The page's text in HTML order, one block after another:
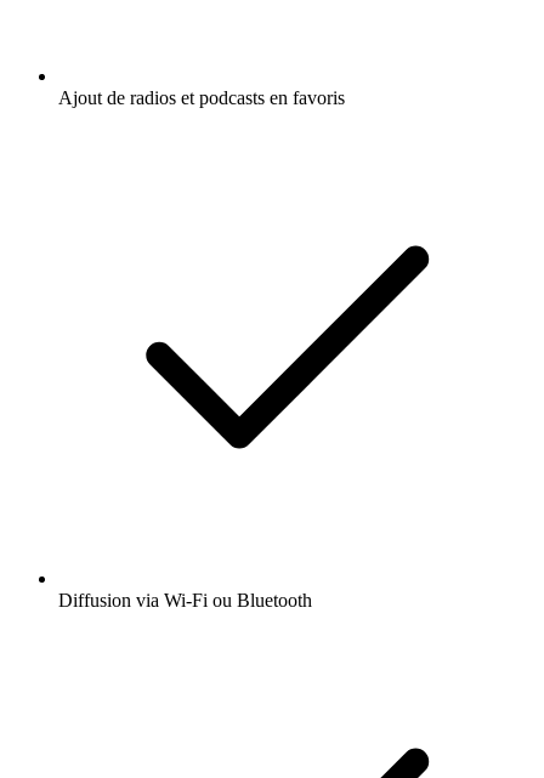
Ajout de radios et podcasts en favoris
Diffusion via Wi-Fi ou Bluetooth